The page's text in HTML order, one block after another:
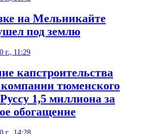
на Мельникайте
под землю
г., 11:29
капстроительства
компании тюменского
1,5 миллиона за
обогащение
г., 14:28